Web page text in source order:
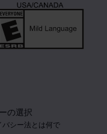
の選択
バシー法とは何で